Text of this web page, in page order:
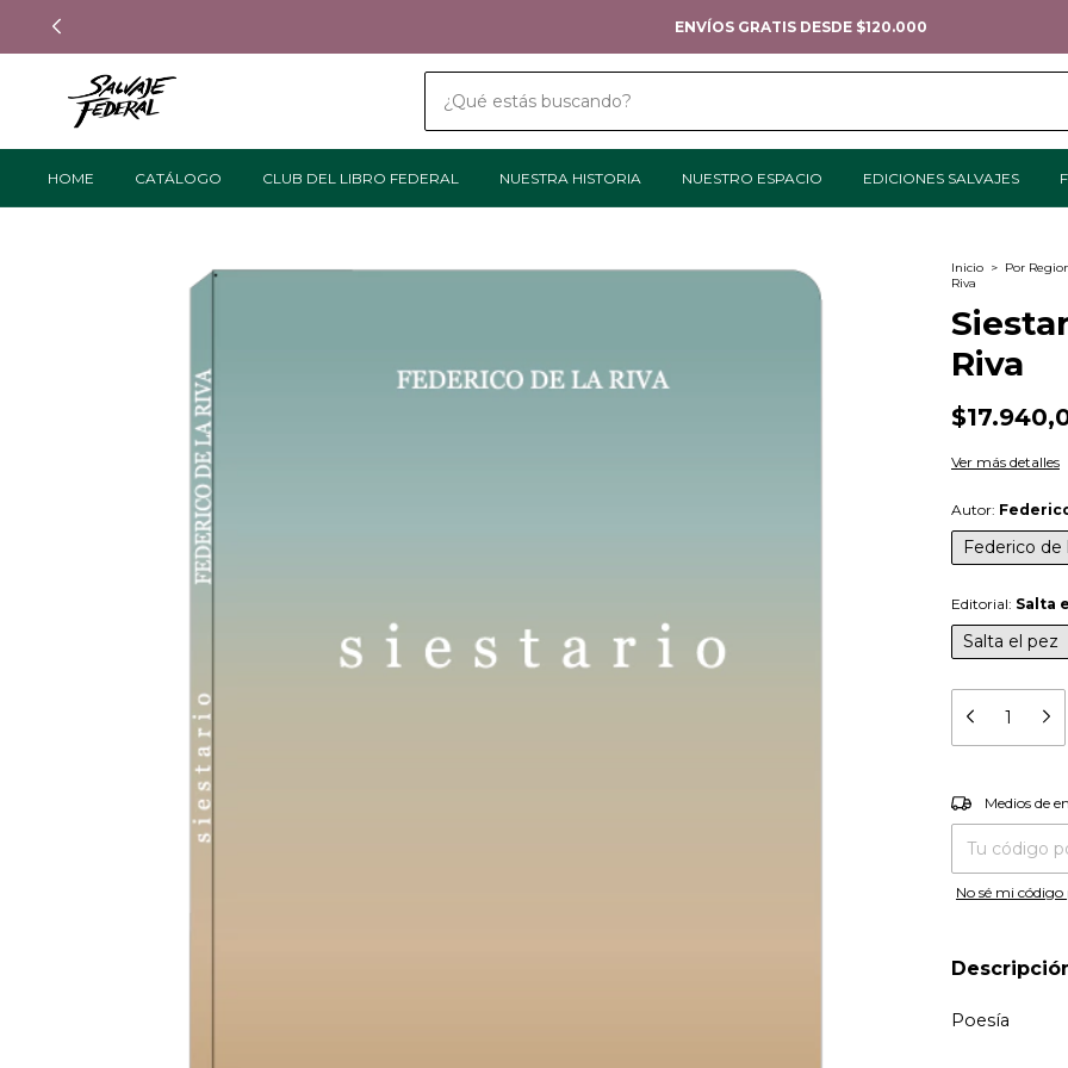
ENVÍOS GRATIS DESDE $120.000
HOME CATÁLOGO CLUB DEL LIBRO FEDERAL NUESTRA HISTORIA NUESTRO ESPACIO EDICIONES SALVAJES
Inicio > Por
Riva
Riva
Ver más detalles
Autor:
Federico de
Editorial: Salta
Salta el pez
Entregas para el
Medios de
No sé mi código
Poesía